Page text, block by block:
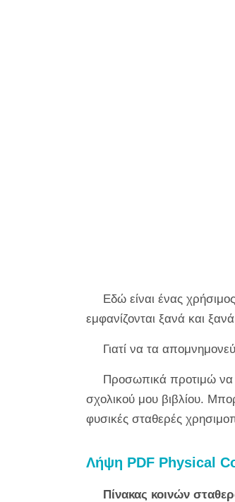
Εδώ είναι ένας
εμφανίζονται ξανά και
Γιατί να τα
Προσωπικά προτιμώ να
σχολικού μου βιβλίου.
φυσικές σταθερές
Λήψη PDF Physical
Πίνακας κοινών